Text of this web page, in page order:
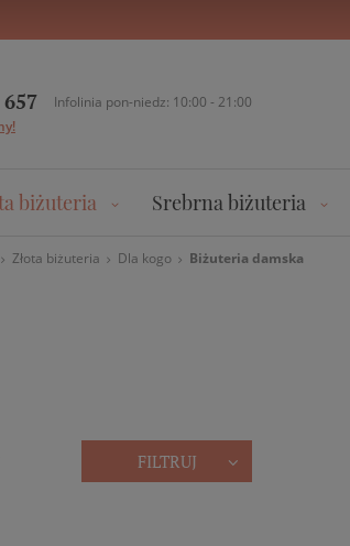
Infolinia pon-niedz: 10:00 - 21:00
biżuteria Srebrna biżuteria
Złota biżuteria Dla kogo Biżuteria damska
FILTRUJ